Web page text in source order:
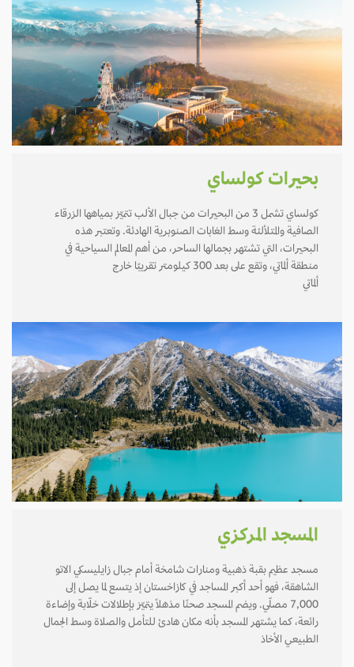
بحيرات كولساي
كولساي تشمل 3 من البحيرات من جبال الألب تتميّز بمياهها الزرقاء
الصافية والمتلألئة وسط الغابات الصنوبرية الهادئة. وتعتبر هذه
البحيرات، التي تشتهر بجمالها الساحر، من أهم المعالم السياحية في
منطقة ألماتي، وتقع على بعد 300 كيلومتر تقريبًا خارج
ألماتي
المسجد المركزي
مسجد عظيم بقبة ذهبية ومنارات شامخة أمام جبال زايليسكي الاتو
الشاهقة، فهو أحد أكبر المساجد في كازاخستان إذ يتسع لما يصل إلى
7,000 مصلّي. ويضم المسجد صحنًا مذهلًا يتميّز بإطلالات خلّابة وإضاءة
رائعة، كما يشتهر المسجد بأنه مكان هادئ للتأمل والصلاة وسط الجمال
الطبيعي الأخاذ